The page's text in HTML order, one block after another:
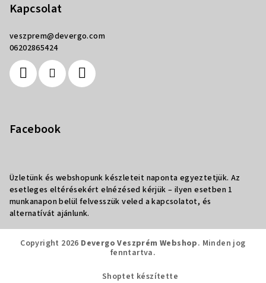
Kapcsolat
veszprem@devergo.com
06202865424
Facebook
Üzletünk és webshopunk készleteit naponta egyeztetjük. Az
esetleges eltérésekért elnézésed kérjük – ilyen esetben 1
munkanapon belül felvesszük veled a kapcsolatot, és
alternatívát ajánlunk.
Copyright 2026 Devergo Veszprém Webshop. Minden jog
fenntartva.
Shoptet készítette